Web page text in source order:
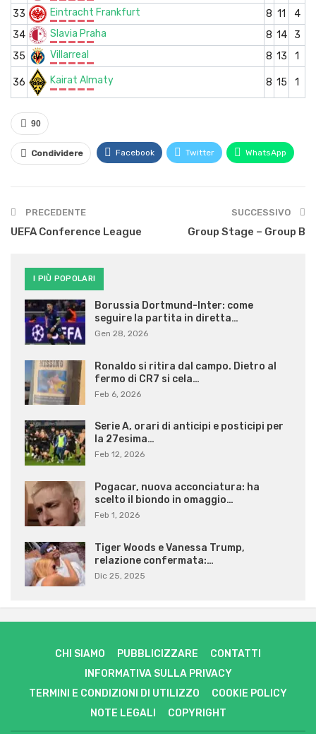
33
Eintracht Frankfurt 8 11
4
34
Slavia Praha 8 14
3
35
Villarreal 8 13 1
36 Kairat Almaty 8 15 1
90
Condividere Facebook Twitter WhatsApp
PRECEDENTE
UEFA Conference League
SUCCESSIVO
Group Stage – Group B
I PIÙ POPOLARI
Borussia Dortmund-Inter: come
seguire la partita in diretta…
Gen 28, 2026
Ronaldo si ritira dal campo. Dietro al
fermo di CR7 si cela…
Feb 6, 2026
Serie A, orari di anticipi e posticipi per
la 27esima…
Feb 12, 2026
Pogacar, nuova acconciatura: ha
scelto il biondo in omaggio…
Feb 1, 2026
Tiger Woods e Vanessa Trump,
relazione confermata:…
Dic 25, 2025
CHI SIAMO PUBBLICIZZARE
CONTATTI
INFORMATIVA SULLA PRIVACY
TERMINI E CONDIZIONI DI UTILIZZO
COOKIE POLICY
NOTE LEGALI
COPYRIGHT